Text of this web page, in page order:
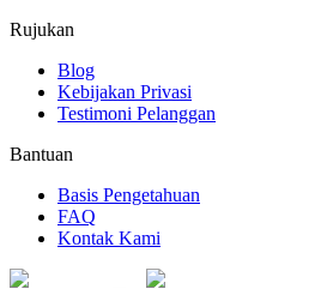
Rujukan
Blog
Kebijakan Privasi
Testimoni Pelanggan
Bantuan
Basis Pengetahuan
FAQ
Kontak Kami